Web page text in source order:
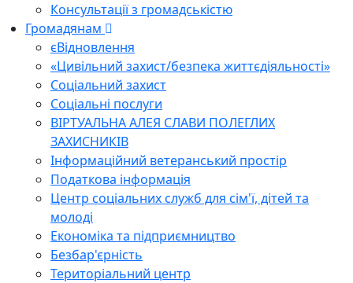
Консультації з громадськістю
Громадянам
єВідновлення
«Цивільний захист/безпека життєдіяльності»
Соціальний захист
Соціальні послуги
ВІРТУАЛЬНА АЛЕЯ СЛАВИ ПОЛЕГЛИХ
ЗАХИСНИКІВ
Інформаційний ветеранський простір
Податкова інформація
Центр соціальних служб для сім'ї, дітей та
молоді
Економіка та підприємництво
Безбар'єрність
Територіальний центр